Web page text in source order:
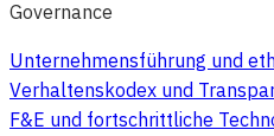
Governance
Unternehmensführung und
Verhaltenskodex und
F&E und fortschrittliche